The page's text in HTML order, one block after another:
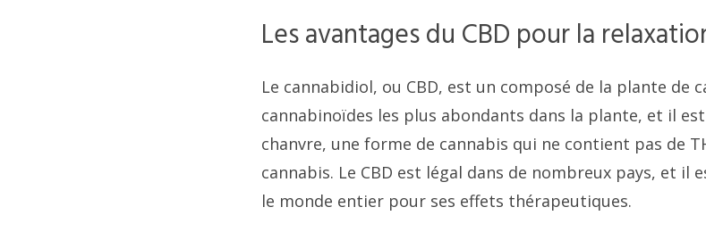
Les avantages du CBD pour la
Le cannabidiol, ou CBD, est un composé de la plante de
cannabinoïdes les plus abondants dans la plante, et il
chanvre, une forme de cannabis qui ne contient pas de
cannabis. Le CBD est légal dans de nombreux pays, et il
le monde entier pour ses effets thérapeutiques.